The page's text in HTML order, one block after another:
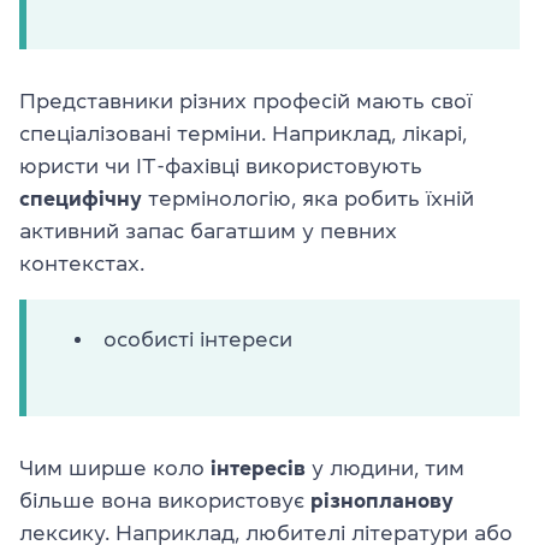
Представники різних професій мають свої
спеціалізовані терміни. Наприклад, лікарі,
юристи чи IT-фахівці використовують
специфічну термінологію, яка робить їхній
активний запас багатшим у певних
контекстах.
особисті інтереси
Чим ширше коло інтересів у людини, тим
більше вона використовує різнопланову
лексику. Наприклад, любителі літератури або